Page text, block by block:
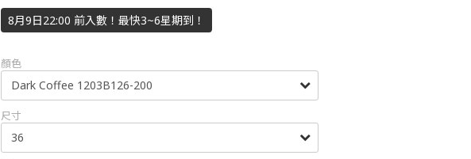
8月9日22:00 前入數！最快3~6星期到！
顏色
尺寸